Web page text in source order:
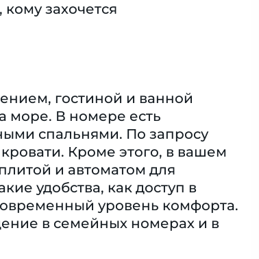
захочется
гостиной и ванной
море. В номере есть
спальнями. По запросу
Кроме этого, в вашем
и автоматом для
удобства, как доступ в
уровень комфорта.
в семейных номерах и в